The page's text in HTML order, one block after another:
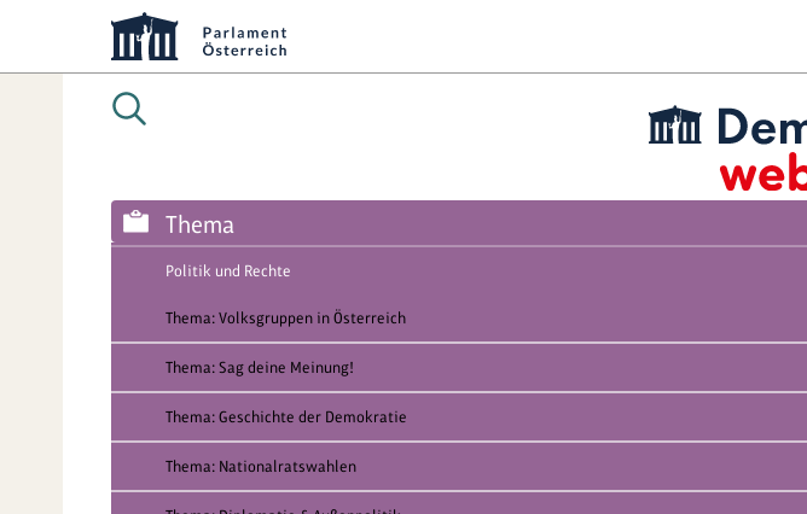
Thema
Politik und Rechte
Thema: Volksgruppen in Österreich
Thema: Sag deine Meinung!
Thema: Geschichte der Demokratie
Thema: Nationalratswahlen